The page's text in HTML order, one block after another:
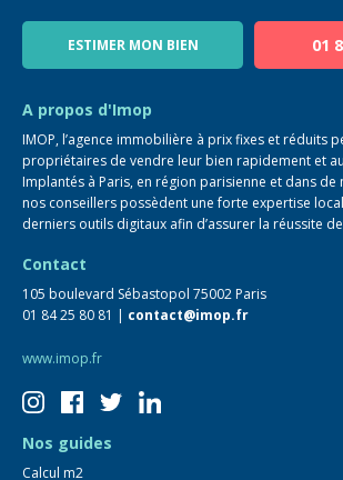
Blog
ESTIMER MON BIEN 01
A propos d'Imop
IMOP, l’agence immobilière à prix fixes et réduits
propriétaires de vendre leur bien rapidement et
Implantés à Paris, en région parisienne et dans de
nos conseillers possèdent une forte expertise
derniers outils digitaux afin d’assurer la réussite
Contact
105 boulevard Sébastopol 75002 Paris
01 84 25 80 81 | contact@imop.fr
www.imop.fr
Nos guides
Calcul m2